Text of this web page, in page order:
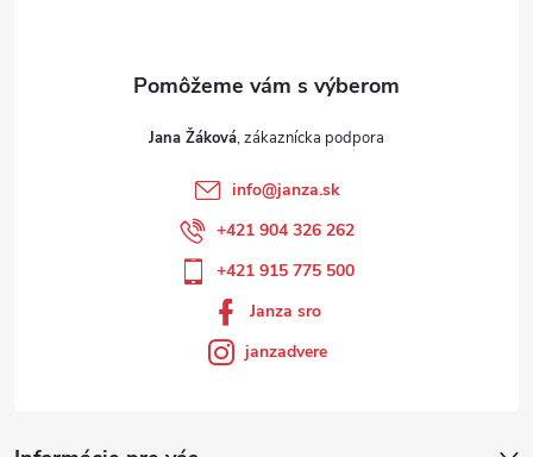
Jana Žáková
info@janza.sk
+421 904 326 262
+421 915 775 500
Janza sro
janzadvere